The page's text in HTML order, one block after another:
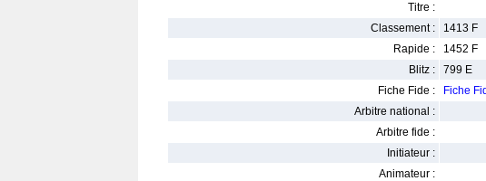
Titre :
Classement :
1413 F
Rapide :
1452 F
Blitz :
799 E
Fiche Fide :
Fiche
Arbitre national :
Arbitre fide :
Initiateur :
Animateur :